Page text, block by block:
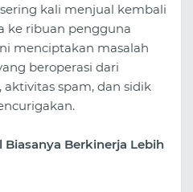
kali menjual kembali
ke ribuan pengguna
menciptakan masalah
beroperasi dari
spam, dan sidik
Biasanya Berkinerja Lebih